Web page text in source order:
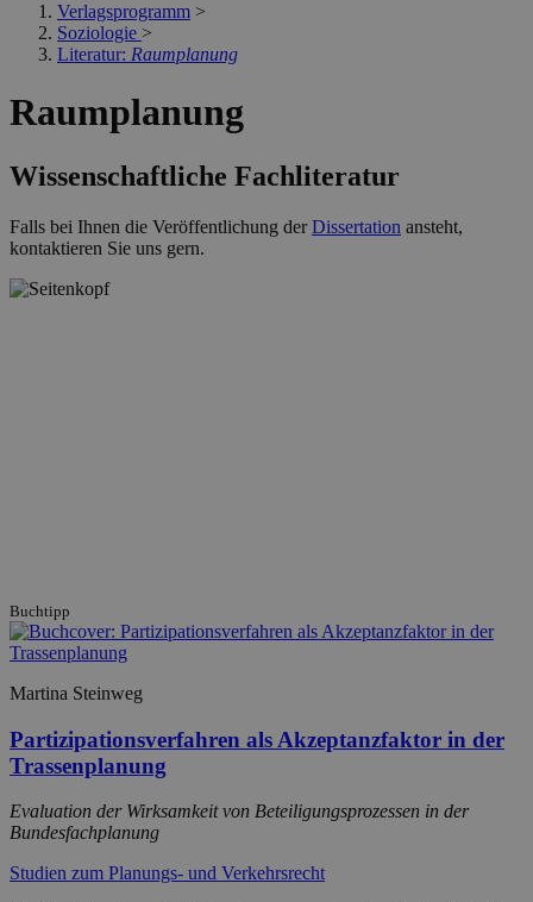
Verlagsprogramm >
Soziologie >
Literatur: Raumplanung
Raumplanung
Wissenschaftliche Fachliteratur
Falls bei Ihnen die Veröffentlichung derDissertation ansteht,
kontaktieren Sie uns gern.
Buchtipp
Martina Steinweg
Partizipationsverfahren als Akzeptanzfaktor in der
Trassenplanung
Evaluation der Wirksamkeit von Beteiligungsprozessen in der
Bundesfachplanung
Studien zum Planungs- und Verkehrsrecht